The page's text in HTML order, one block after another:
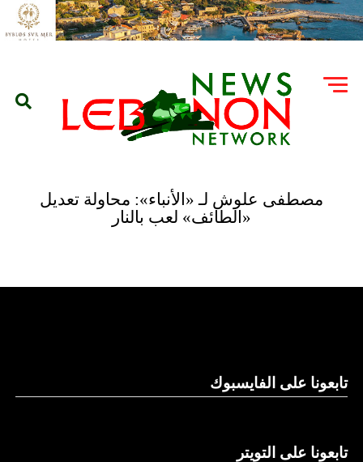
مصطفى علوش لـ «الأنباء»: محاولة تعديل
«الطائف» لعب بالنار
تابعونا على الفايسبوك
تابعونا على التويتر